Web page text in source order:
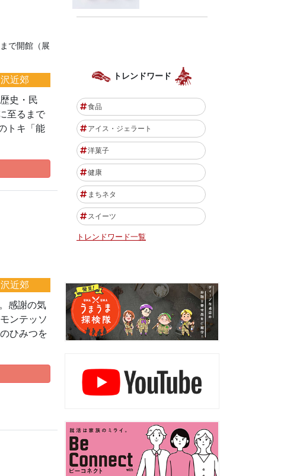
で開館（展
近郊
史・民
至るまで
トキ「能
近郊
感謝の気
ンテッソ
ひみつを
トレンドワード
食品
アイス・ジェラート
洋菓子
健康
まちネタ
スイーツ
トレンドワード一覧